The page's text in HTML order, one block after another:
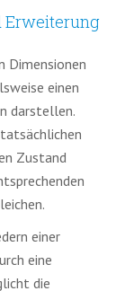
Erweiterung
Dimensionen
einen
darstellen.
Zustand
einer
eine
die